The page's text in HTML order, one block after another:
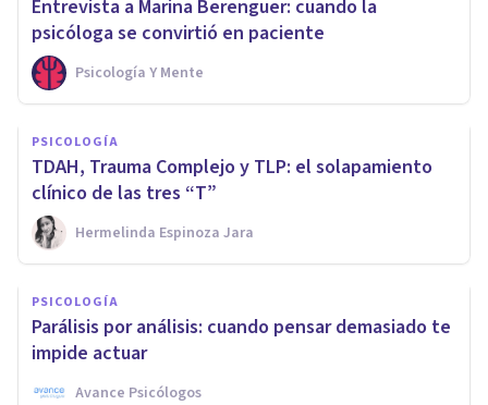
Entrevista a Marina Berenguer: cuando la
psicóloga se convirtió en paciente
Psicología Y Mente
PSICOLOGÍA
TDAH, Trauma Complejo y TLP: el solapamiento
clínico de las tres “T”
Hermelinda Espinoza Jara
PSICOLOGÍA
Parálisis por análisis: cuando pensar demasiado te
impide actuar
Avance Psicólogos